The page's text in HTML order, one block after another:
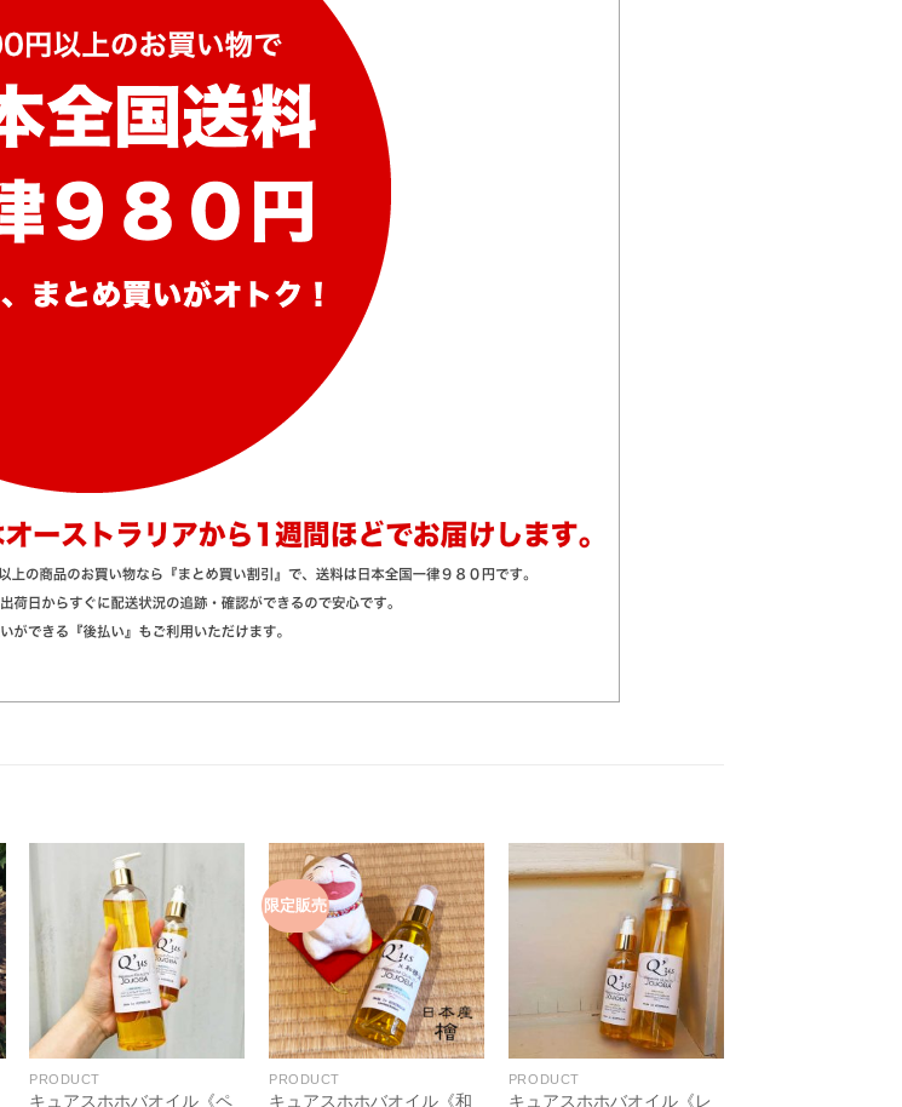
PRODUCT
キュアスホホバオイル《ペ
限定販売
PRODUCT
キュアスホホバオイル《和
PRODUCT
キュアスホホバオイル《レ